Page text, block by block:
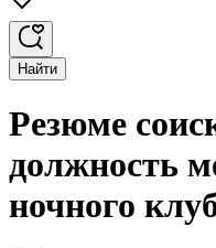
Найти
Резюме
должность
ночного